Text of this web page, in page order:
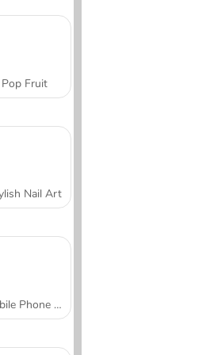
Pop Fruit
Nail Art
Mobile Phone Case Design & DIY